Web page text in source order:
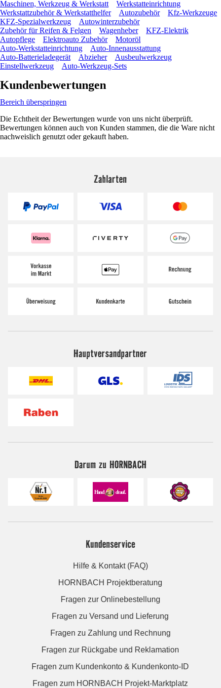
Maschinen, Werkzeug & Werkstatt
Werkstatteinrichtung
Werkstattzubehör & Werkstatthelfer
Autozubehör
Kfz-Werkzeuge
KFZ-Spezialwerkzeug
Autowinterzubehör
Zubehör für Reifen & Felgen
Wagenheber
KFZ-Elektrik
Autopflege
Elektroauto Zubehör
Motoröl
Auto-Werkstatteinrichtung
Auto-Innenausstattung
Auto-Batterieladegerät
Abzieher
Ausbeulwerkzeug
Einstellwerkzeug
Auto-Werkzeug-Sets
Kundenbewertungen
Bereich überspringen
Die Echtheit der Bewertungen wurde von uns nicht überprüft.
Bewertungen können auch von Kunden stammen, die die Ware nicht
nachweislich genutzt oder gekauft haben.
Zahlarten
Hauptversandpartner
Darum zu HORNBACH
Kundenservice
Hilfe & Kontakt (FAQ)
HORNBACH Projektberatung
Fragen zur Onlinebestellung
Fragen zu Versand und Lieferung
Fragen zu Zahlung und Rechnung
Fragen zur Rückgabe und Reklamation
Fragen zum Kundenkonto & Kundenkonto-ID
Fragen zum HORNBACH Projekt-Marktplatz